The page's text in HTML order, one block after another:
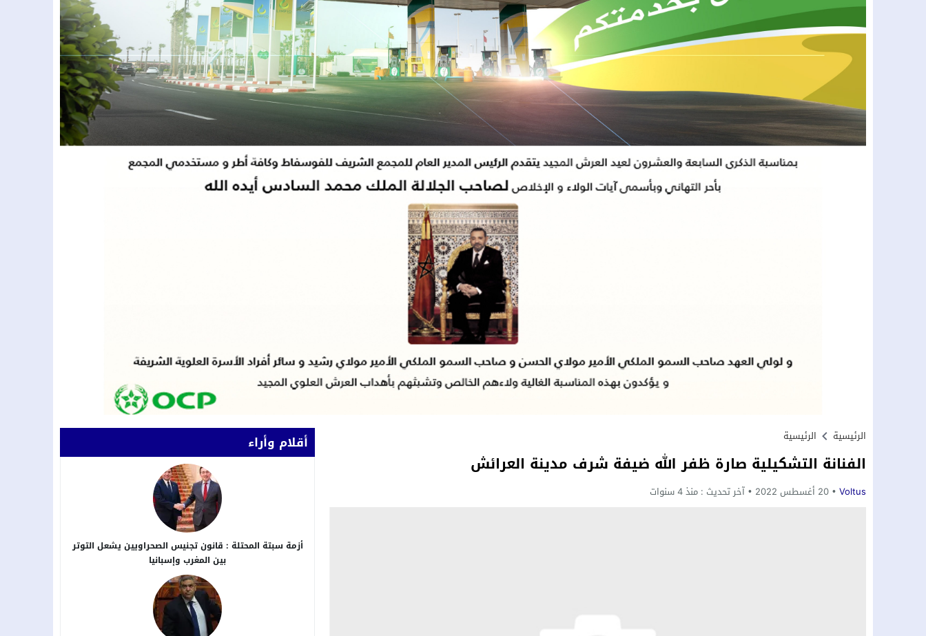
الرئيسية الرئيسية
الفنانة التشكيلية صارة ظفر الله ضيفة شرف مدينة العرائش
Voltus 20 أغسطس 2022 آخر تحديث : منذ 4 سنوات
أقلام وأراء
أزمة سبتة المحتلة : قانون تجنيس الصحراويين يشعل التوتر
بين المغرب وإسبانيا